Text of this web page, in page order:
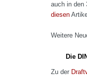
auch in den
diesen
Weitere
Die
Zu der